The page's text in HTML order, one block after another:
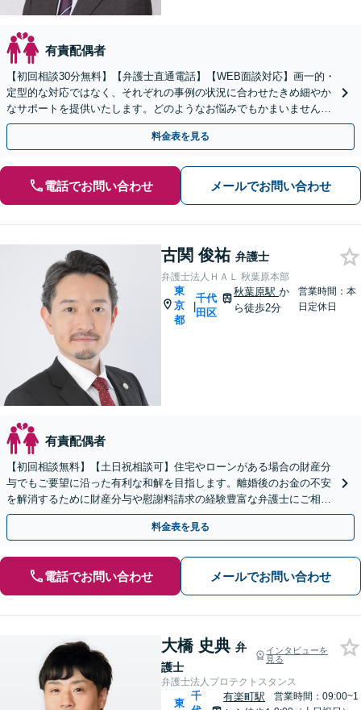
有責配偶者
【初回相談30分無料】【弁護士直通電話】【WEB面談対応】画一的・
定型的な対応ではなく、それぞれの事例の状況に合わせたきめ細やか
なサポートを提供いたします。どのようなお悩みでもかまいませんの
で、まずは一度ご相談ください【休日・夜間相談可】
料金表を見る
電話でお問い合わせ メールでお問い合わせ
古関 俊祐 弁護士
弁護士法人ＨＡＬ 秋葉原本部
東
京
都
|
千代
田区
秋葉原駅か
ら徒歩2分
営業時間：本
日定休日
有責配偶者
【初回相談無料】【土日祝相談可】住宅やローンがある場合の財産分
与でもご要望に沿った有利な和解を目指します。離婚後のお金の不安
を解消するために財産分与や慰謝料請求の経験豊富な弁護士にご相談
ください。【夫婦カウンセラー常駐】
料金表を見る
電話でお問い合わせ メールでお問い合わせ
大橋 史典 弁
護士
インタビューを
見る
弁護士法人プロテクトスタンス
東
千
有楽町駅
営業時間：09:00~1